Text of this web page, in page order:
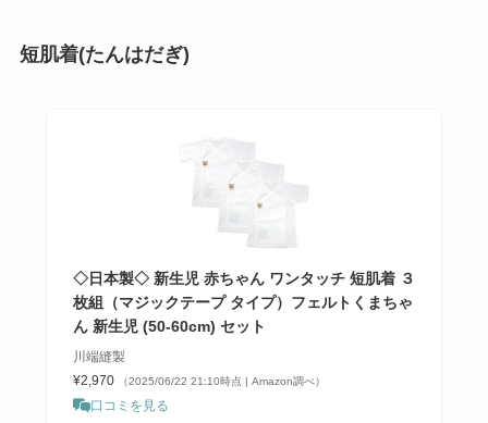
短肌着(たんはだぎ)
◇日本製◇ 新生児 赤ちゃん ワンタッチ 短肌着 ３
枚組（マジックテープ タイプ）フェルトくまちゃ
ん 新生児 (50-60cm) セット
川端縫製
¥2,970
（2025/06/22 21:10時点 | Amazon調べ）
口コミを見る